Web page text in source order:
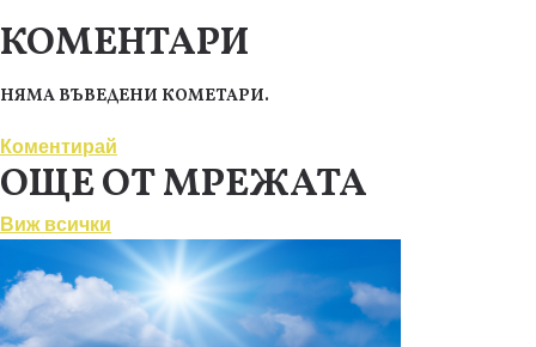
КОМЕНТАРИ
НЯМА ВЪВЕДЕНИ КОМЕТАРИ.
Коментирай
ОЩЕ ОТ МРЕЖАТА
Виж всички